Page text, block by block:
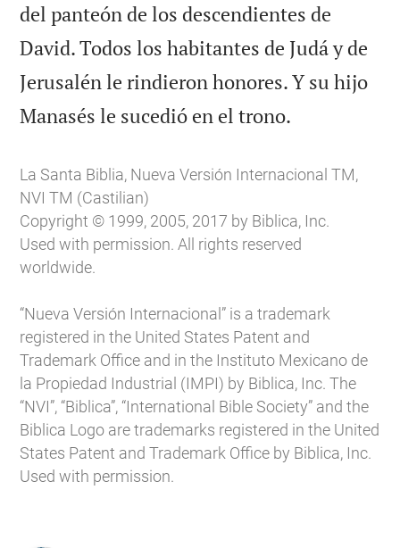
del panteón de los descendientes de
David. Todos los habitantes de Judá y de
Jerusalén le rindieron honores. Y su hijo
Manasés le sucedió en el trono.
La Santa Biblia, Nueva Versión Internacional TM,
NVI TM (Castilian)
Copyright © 1999, 2005, 2017 by Biblica, Inc.
Used with permission. All rights reserved
worldwide.
“Nueva Versión Internacional” is a trademark
registered in the United States Patent and
Trademark Office and in the Instituto Mexicano de
la Propiedad Industrial (IMPI) by Biblica, Inc. The
“NVI”, “Biblica”, “International Bible Society” and the
Biblica Logo are trademarks registered in the United
States Patent and Trademark Office by Biblica, Inc.
Used with permission.